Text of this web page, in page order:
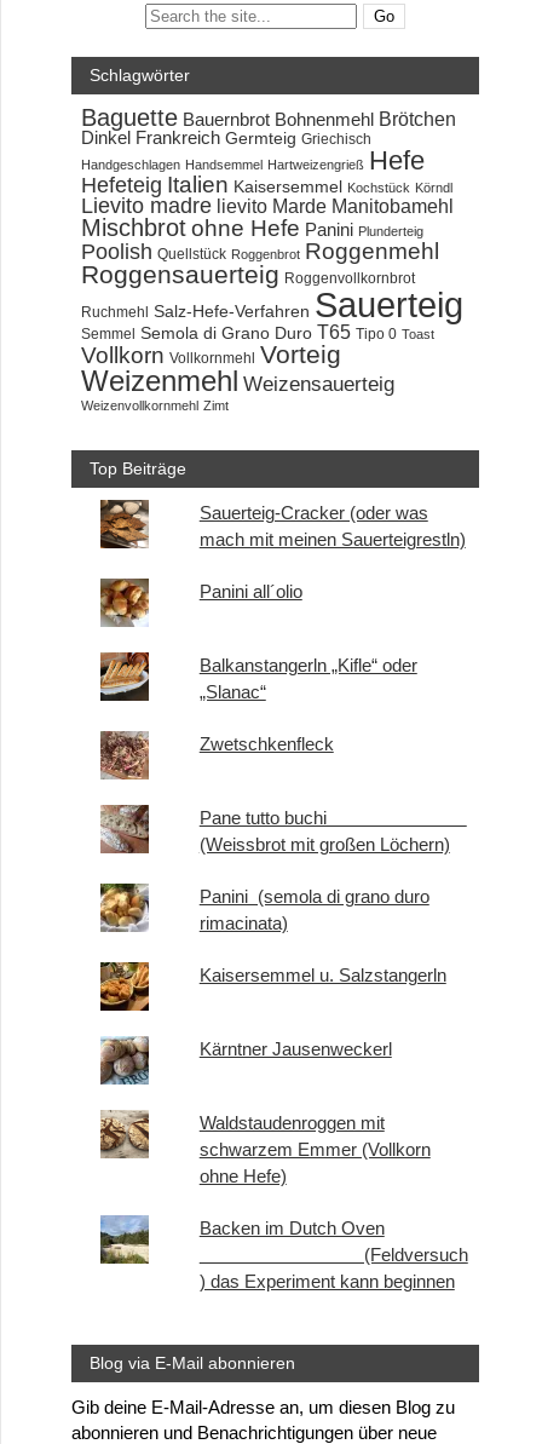
Search:
Schlagwörter
Baguette Bauernbrot Bohnenmehl Brötchen
Dinkel Frankreich Germteig Griechisch
Handgeschlagen Handsemmel Hartweizengrieß Hefe
Hefeteig Italien Kaisersemmel Kochstück Körndl
Lievito madre lievito Marde Manitobamehl
Mischbrot ohne Hefe Panini Plunderteig
Poolish Quellstück Roggenbrot Roggenmehl
Roggensauerteig Roggenvollkornbrot
Ruchmehl Salz-Hefe-Verfahren Sauerteig
Semmel Semola di Grano Duro T65 Tipo 0 Toast
Vollkorn Vollkornmehl Vorteig
Weizenmehl Weizensauerteig
Weizenvollkornmehl Zimt
Top Beiträge
Sauerteig-Cracker (oder was
mach mit meinen Sauerteigrestln)
Panini all´olio
Balkanstangerln „Kifle“ oder
„Slanac“
Zwetschkenfleck
Pane tutto buchi
(Weissbrot mit großen Löchern)
Panini (semola di grano duro
rimacinata)
Kaisersemmel u. Salzstangerln
Kärntner Jausenweckerl
Waldstaudenroggen mit
schwarzem Emmer (Vollkorn
ohne Hefe)
Backen im Dutch Oven
(Feldversuch
) das Experiment kann beginnen
Blog via E-Mail abonnieren
Gib deine E-Mail-Adresse an, um diesen Blog zu
abonnieren und Benachrichtigungen über neue